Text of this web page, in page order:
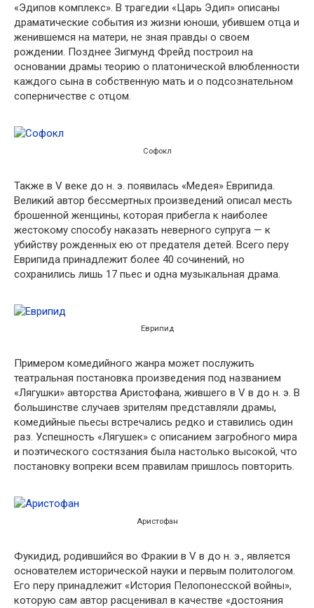
«Эдипов комплекс». В трагедии «Царь Эдип» описаны
драматические события из жизни юноши, убившем отца и
женившемся на матери, не зная правды о своем
рождении. Позднее Зигмунд Фрейд построил на
основании драмы теорию о платонической влюбленности
каждого сына в собственную мать и о подсознательном
соперничестве с отцом.
Софокл
Также в V веке до н. э. появилась «Медея» Еврипида.
Великий автор бессмертных произведений описал месть
брошенной женщины, которая прибегла к наиболее
жестокому способу наказать неверного супруга — к
убийству рожденных ею от предателя детей. Всего перу
Еврипида принадлежит более 40 сочинений, но
сохранились лишь 17 пьес и одна музыкальная драма.
Еврипид
Примером комедийного жанра может послужить
театральная постановка произведения под названием
«Лягушки» авторства Аристофана, жившего в V в до н. э. В
большинстве случаев зрителям представляли драмы,
комедийные пьесы встречались редко и ставились один
раз. Успешность «Лягушек» с описанием загробного мира
и поэтического состязания была настолько высокой, что
постановку вопреки всем правилам пришлось повторить.
Аристофан
Фукидид, родившийся во Фракии в V в до н. э., является
основателем исторической науки и первым политологом.
Его перу принадлежит «История Пелопонесской войны»,
которую сам автор расценивал в качестве «достояния